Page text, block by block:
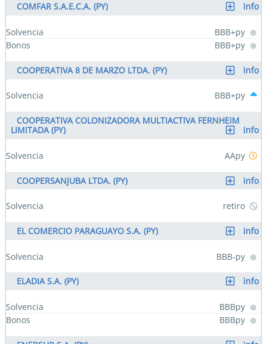
COMFAR S.A.E.C.A. (PY) info
Solvencia
BBB+py
Bonos
BBB+py
COOPERATIVA 8 DE MARZO LTDA. (PY) info
Solvencia BBB+py
COOPERATIVA COLONIZADORA MULTIACTIVA FERNHEIM
LIMITADA (PY)
info
Solvencia AApy
COOPERSANJUBA LTDA. (PY) info
Solvencia retiro
EL COMERCIO PARAGUAYO S.A. (PY) info
Solvencia BBB-py
ELADIA S.A. (PY) info
Solvencia
BBBpy
Bonos
BBBpy